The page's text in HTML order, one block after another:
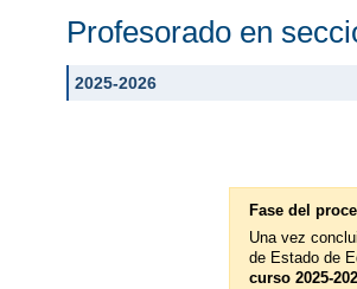
Profesorado en
2025-2026
Fase del
Una vez
de Estado de
curso 2025-